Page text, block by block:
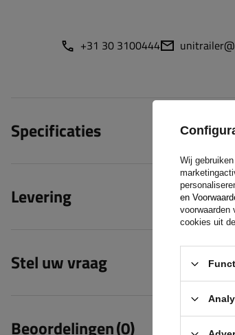
+31 30 3100444
Specificaties
Levering
Stel uw vraag
Beoordelingen(0)
Wij
en
voorwaarden
cookies uit